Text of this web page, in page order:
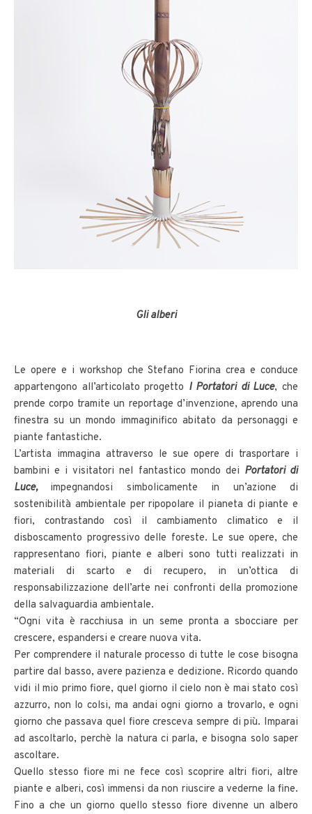
Gli alberi
Le opere e i workshop che Stefano Fiorina crea e conduce
appartengono all’articolato progetto I Portatori di Luce, che
prende corpo tramite un reportage d’invenzione, aprendo una
finestra su un mondo immaginifico abitato da personaggi e
piante fantastiche.
L’artista immagina attraverso le sue opere di trasportare i
bambini e i visitatori nel fantastico mondo dei Portatori di
Luce, impegnandosi simbolicamente in un’azione di
sostenibilità ambientale per ripopolare il pianeta di piante e
fiori, contrastando così il cambiamento climatico e il
disboscamento progressivo delle foreste. Le sue opere, che
rappresentano fiori, piante e alberi sono tutti realizzati in
materiali di scarto e di recupero, in un’ottica di
responsabilizzazione dell’arte nei confronti della promozione
della salvaguardia ambientale.
“Ogni vita è racchiusa in un seme pronta a sbocciare per
crescere, espandersi e creare nuova vita.
Per comprendere il naturale processo di tutte le cose bisogna
partire dal basso, avere pazienza e dedizione. Ricordo quando
vidi il mio primo fiore, quel giorno il cielo non è mai stato così
azzurro, non lo colsi, ma andai ogni giorno a trovarlo, e ogni
giorno che passava quel fiore cresceva sempre di più. Imparai
ad ascoltarlo, perchè la natura ci parla, e bisogna solo saper
ascoltare.
Quello stesso fiore mi ne fece così scoprire altri fiori, altre
piante e alberi, così immensi da non riuscire a vederne la fine.
Fino a che un giorno quello stesso fiore divenne un albero